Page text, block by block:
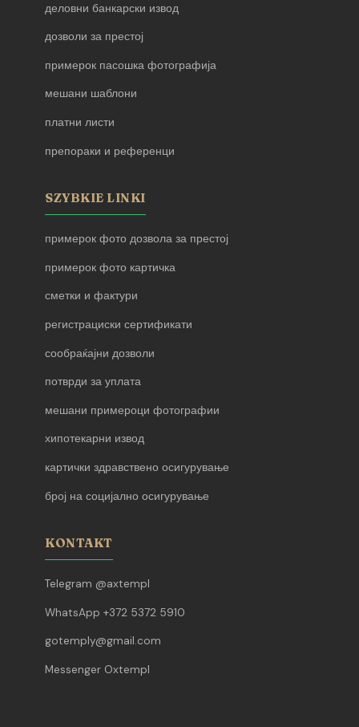
деловни банкарски извод
дозволи за престој
примерок пасошка фотографија
мешани шаблони
платни листи
препораки и референци
SZYBKIE LINKI
примерок фото дозвола за престој
примерок фото картичка
сметки и фактури
регистрациски сертификати
сообраќајни дозволи
потврди за уплата
мешани примероци фотографии
хипотекарни извод
картички здравствено осигурување
број на социјално осигурување
KONTAKT
Telegram @axtempl
WhatsApp +372 5372 5910
gotemply@gmail.com
Messenger Oxtempl